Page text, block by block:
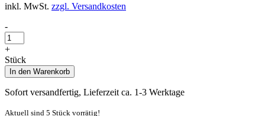
inkl. MwSt. zzgl. Versandkosten
-
+
Stück
In den Warenkorb
Sofort versandfertig, Lieferzeit ca. 1-3 Werktage
Aktuell sind 5 Stück vorrätig!